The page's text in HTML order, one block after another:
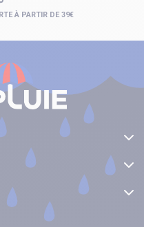
À PARTIR DE 39€